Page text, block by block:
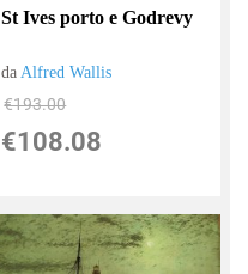
St Ives porto e Godrevy
da Alfred Wallis
€193.00
€108.08